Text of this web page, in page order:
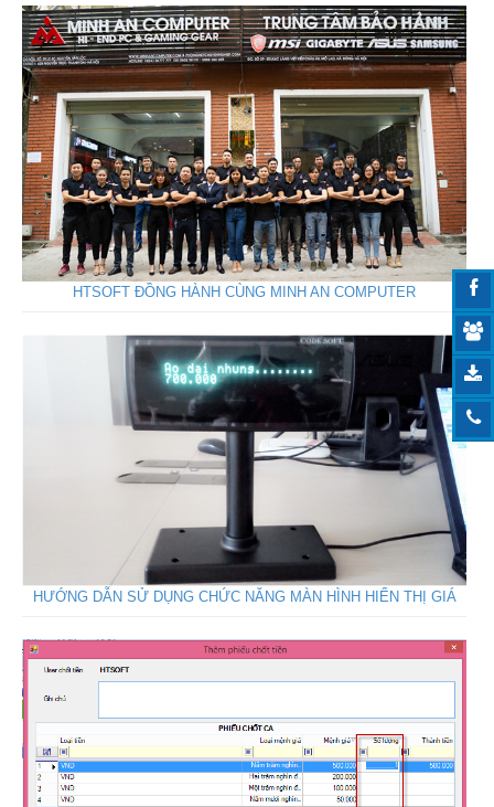
HTSOFT ĐỒNG HÀNH CÙNG MINH AN COMPUTER
HƯỚNG DẪN SỬ DỤNG CHỨC NĂNG MÀN HÌNH HIỂN THỊ GIÁ